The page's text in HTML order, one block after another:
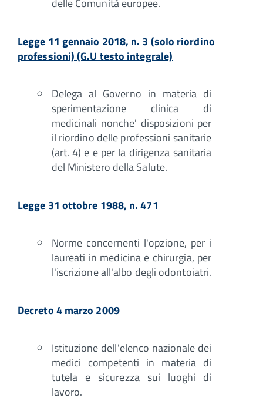
delle Comunità europee.
Legge 11 gennaio 2018, n. 3 (solo riordino
professioni) (G.U testo integrale)
Delega al Governo in materia di
sperimentazione clinica di
medicinali nonche' disposizioni per
il riordino delle professioni sanitarie
(art. 4) e e per la dirigenza sanitaria
del Ministero della Salute.
Legge 31 ottobre 1988, n. 471
Norme concernenti l'opzione, per i
laureati in medicina e chirurgia, per
l'iscrizione all'albo degli odontoiatri.
Decreto 4 marzo 2009
Istituzione dell'elenco nazionale dei
medici competenti in materia di
tutela e sicurezza sui luoghi di
lavoro.